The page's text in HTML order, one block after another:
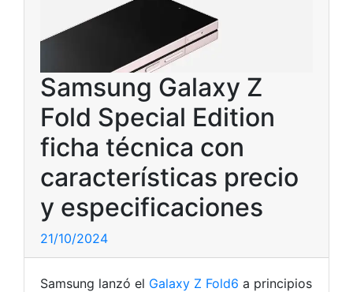
Samsung Galaxy Z
Fold Special Edition
ficha técnica con
características precio
y especificaciones
21/10/2024
Samsung lanzó el Galaxy Z Fold6 a principios